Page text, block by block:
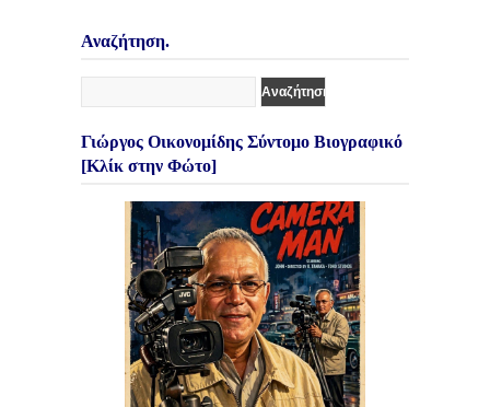
Αναζήτηση.
Γιώργος Οικονομίδης Σύντομο Βιογραφικό
[Κλίκ στην Φώτο]